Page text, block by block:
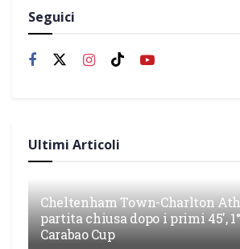
Seguici
Ultimi Articoli
Cheltenham Town-Charlton
partita chiusa dopo i primi 45′,
Carabao Cup